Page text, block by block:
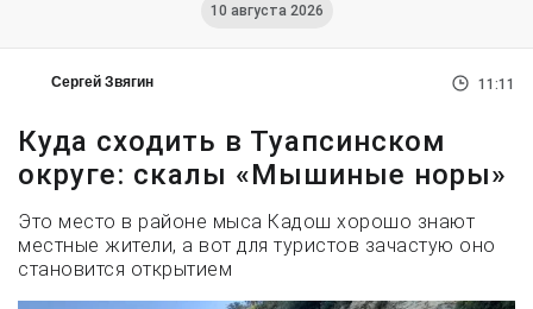
10 августа 2026
Сергей Звягин 11:11
Куда сходить в Туапсинском
округе: скалы «Мышиные норы»
Это место в районе мыса Кадош хорошо знают
местные жители, а вот для туристов зачастую оно
становится открытием